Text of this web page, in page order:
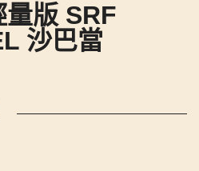
版 SRF
沙巴當